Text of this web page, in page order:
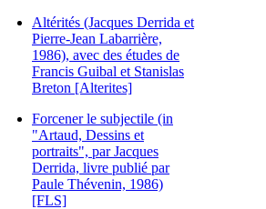
Altérités (Jacques Derrida et
Pierre-Jean Labarrière,
1986), avec des études de
Francis Guibal et Stanislas
Breton [Alterites]
Forcener le subjectile (in
"Artaud, Dessins et
portraits", par Jacques
Derrida, livre publié par
Paule Thévenin, 1986)
[FLS]